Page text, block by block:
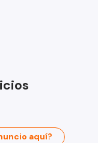
aquí?